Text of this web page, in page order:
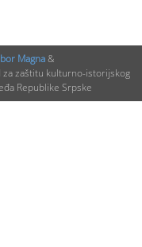
Magna&
za zaštitu kulturno-istorijskog
Republike Srpske